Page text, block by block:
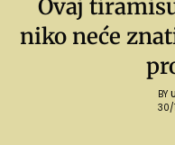
Ovaj
niko neće
BY